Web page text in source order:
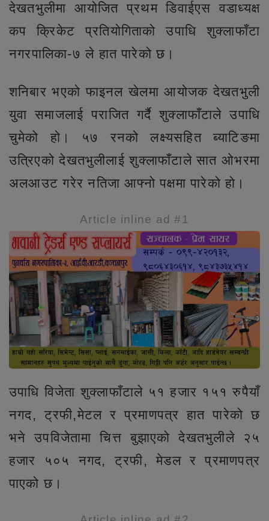
देखतभुलीमा आयोजित प्रथम डिवाईएस वडाध्यक्ष
कप क्रिकेट प्रतियोगिताको उपाधि शुक्लाफाँटा
नगरपालिका-७ ले हात पारेको छ।
शनिबार भएको फाइनल खेलमा आयोजक देखतभुली
युवा समाजलाई पराजित गर्दै शुक्लाफाँटाले उपाधि
चुमेको हो। ५७ रनको लक्ष्यसहित ब्याटिङमा
उत्रिएको देखतभुलीलाई शुक्लाफाँटाले सात ओभरमा
अलआउट गरेर नतिजा आफ्नो पक्षमा पारेको हो।
Article inline ad #1
उपाधि विजेता शुक्लाफाँटाले ५१ हजार १५१ रुपैयाँ
नगद, ट्रफी,मेटल र प्रमाणपत्र हात पारेको छ
भने उपविजेतामा चित्त बुझाएको देखतभुलीले २५
हजार ५०५ नगद, ट्रफी, मेडल र प्रमाणपत्र
पाएको छ।